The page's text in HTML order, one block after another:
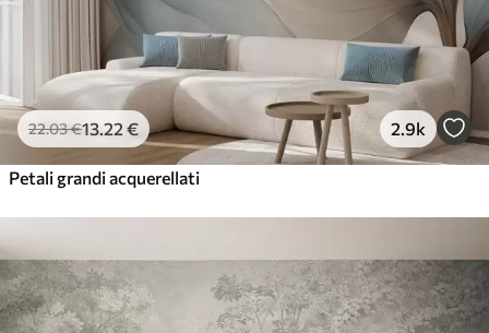
22.03€13.22 € 2.9k
Petali grandi acquerellati